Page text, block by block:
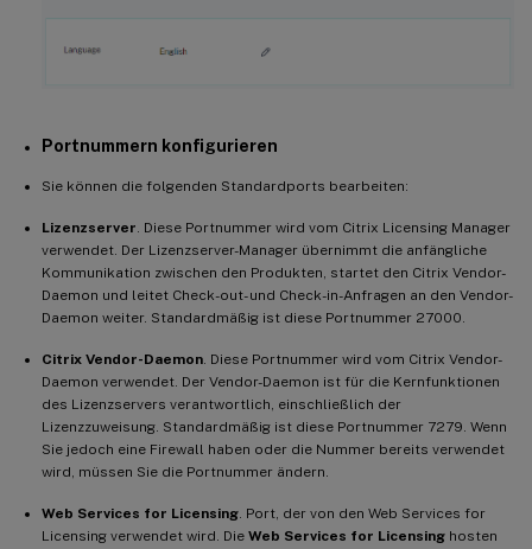
Portnummern konfigurieren
Sie können die folgenden Standardports bearbeiten:
Lizenzserver. Diese Portnummer wird vom Citrix Licensing Manager
verwendet. Der Lizenzserver-Manager übernimmt die anfängliche
Kommunikation zwischen den Produkten, startet den Citrix Vendor-
Daemon und leitet Check-out- und Check-in-Anfragen an den Vendor-
Daemon weiter. Standardmäßig ist diese Portnummer 27000.
Citrix Vendor-Daemon. Diese Portnummer wird vom Citrix Vendor-
Daemon verwendet. Der Vendor-Daemon ist für die Kernfunktionen
des Lizenzservers verantwortlich, einschließlich der
Lizenzzuweisung. Standardmäßig ist diese Portnummer 7279. Wenn
Sie jedoch eine Firewall haben oder die Nummer bereits verwendet
wird, müssen Sie die Portnummer ändern.
Web Services for Licensing. Port, der von den Web Services for
Licensing verwendet wird. Die Web Services for Licensing hosten